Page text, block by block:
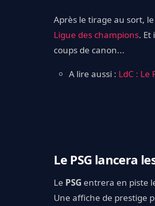
Après le tirage au sort,
Ligue des champions.
coups de canon...
A lire aussi : LdC : Le
Le PSG lancera
Le PSG entrera en piste
Une affiche de prestige